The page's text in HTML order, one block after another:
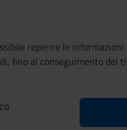
reperire le
fino al conseguimento del